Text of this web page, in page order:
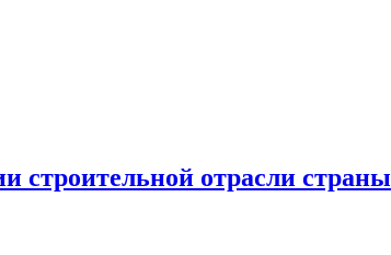
строительной отрасли страны